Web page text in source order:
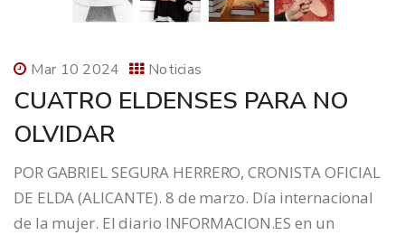
Mar 10 2024 Noticias
CUATRO ELDENSES PARA NO
OLVIDAR
POR GABRIEL SEGURA HERRERO, CRONISTA OFICIAL
DE ELDA (ALICANTE). 8 de marzo. Día internacional
de la mujer. El diario INFORMACION.ES en un